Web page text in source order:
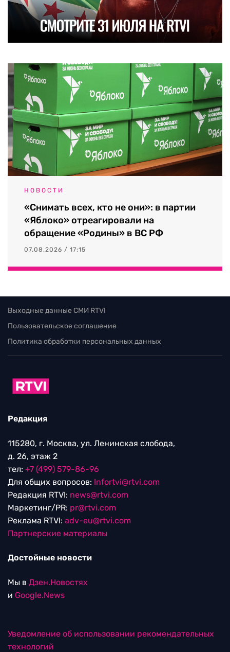
НОВОСТИ
«Снимать всех, кто не они»: в партии
«Яблоко» отреагировали на
обращение «Родины» в ВС РФ
07.08.2026 / 17:15
Выходные данные СМИ RTVI
Пользовательское соглашение
Политика обработки персональных данных
Редакция
115280, г. Москва, ул. Ленинская слобода,
д. 26, этаж 2
тел: +7 (499) 579-86-96
Для общих вопросов: Infortvi@rtvi.com
Редакция RTVI: news@rtvi.com
Маркетинг/PR: pr@rtvi.com
Реклама RTVI: adv-eu@rtvi.com
Партнерские материалы
Достойные новости
Мы в Дзен.Новостях
и Google.News
Уведомление об использовании рекомендательных
технологий